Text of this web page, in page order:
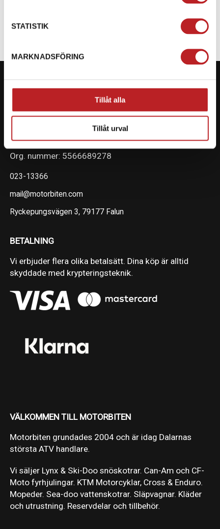
STATISTIK
MARKNADSFÖRING
Tillåt alla
Tillåt urval
KONTAKTA OSS PÅ MOTORBITEN
Org. nummer: 5566689278
023-13366
mail@motorbiten.com
Ryckepungsvägen 3, 79177 Falun
BETALNING
Vi erbjuder flera olika betalsätt. Dina köp är alltid
skyddade med krypteringsteknik.
VÄLKOMMEN TILL MOTORBITEN
Motorbiten grundades 2004 och är idag Dalarnas
största ATV handlare.
Vi säljer Lynx & Ski-Doo snöskotrar. Can-Am och CF-
Moto fyrhjulingar. KTM Motorcyklar, Cross & Enduro.
Mopeder. Sea-doo vattenskotrar. Släpvagnar. Kläder
och utrustning. Reservdelar och tillbehör.